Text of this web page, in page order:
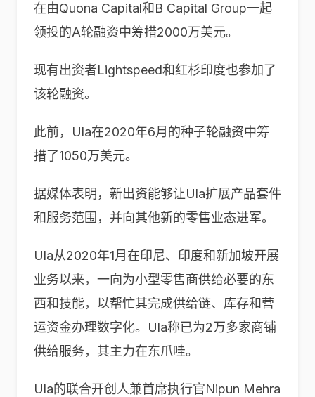
在由Quona Capital和B Capital Group一起
领投的A轮融资中筹措2000万美元。
现有出资者Lightspeed和红杉印度也参加了
该轮融资。
此前，Ula在2020年6月的种子轮融资中筹
措了1050万美元。
据媒体表明，新出资能够让Ula扩展产品套件
和服务范围，并向其他新的零售业态进军。
Ula从2020年1月在印尼、印度和新加坡开展
业务以来，一向为小型零售商供给必要的东
西和技能，以帮忙其完成供给链、库存和营
运资金办理数字化。Ula称已为2万多家商铺
供给服务，其主力在东爪哇。
Ula的联合开创人兼首席执行官Nipun Mehra